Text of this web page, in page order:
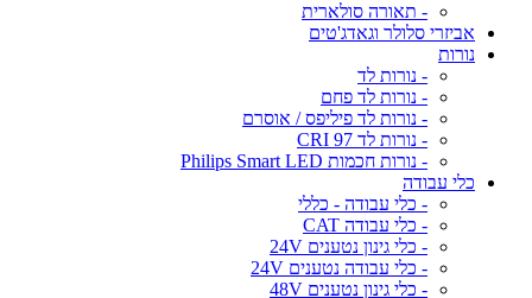
- תאורה סולארית
אביזרי סלולר וגאדג'טים
נורות
- נורות לד
- נורות לד פחם
- נורות לד פיליפס / אוסרם
- נורות לד CRI 97
- נורות חכמות Philips Smart LED
כלי עבודה
- כלי עבודה - כללי
- כלי עבודה CAT
- כלי גינון נטענים 24V
- כלי עבודה נטענים 24V
- כלי גינון נטענים 48V